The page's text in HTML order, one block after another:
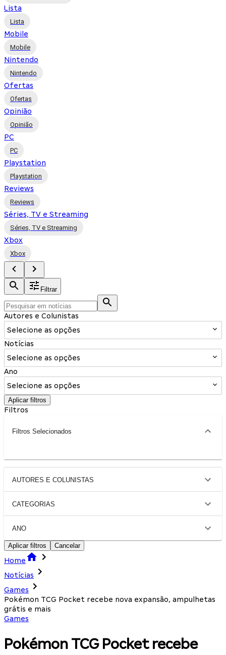
Lista
Lista
Mobile
Mobile
Nintendo
Nintendo
Ofertas
Ofertas
Opinião
Opinião
PC
PC
Playstation
Playstation
Reviews
Reviews
Séries, TV e Streaming
Séries, TV e Streaming
Xbox
Xbox
Filtrar
Autores e Colunistas
Selecione as opções
Notícias
Selecione as opções
Ano
Selecione as opções
Aplicar filtros
Filtros
Filtros Selecionados
AUTORES E COLUNISTAS
CATEGORIAS
ANO
Aplicar filtros Cancelar
Home
Notícias
Games
Pokémon TCG Pocket recebe nova expansão, ampulhetas
grátis e mais
Games
Pokémon TCG Pocket recebe